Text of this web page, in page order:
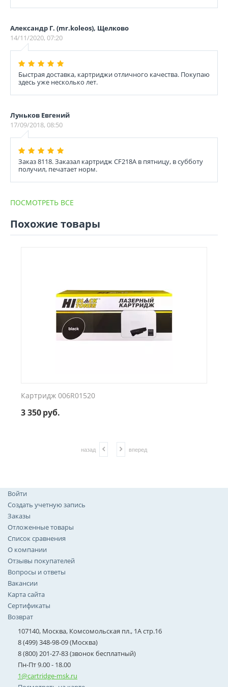
Александр Г. (mr.koleos), Щелково
14/11/2020, 07:20
Быстрая доставка, картриджи отличного качества. Покупаю
здесь уже несколько лет.
Луньков Евгений
17/09/2018, 08:50
Заказ 8118. Заказал картридж CF218A в пятницу, в субботу
получил, печатает норм.
ПОСМОТРЕТЬ ВСЕ
Похожие товары
Картридж 006R01520
3 350руб.
назад вперед
Войти
Создать учетную запись
Заказы
Отложенные товары
Список сравнения
О компании
Отзывы покупателей
Вопросы и ответы
Вакансии
Карта сайта
Сертификаты
Возврат
107140, Москва, Комсомольская пл., 1А стр.16
8 (499) 348-98-09 (Москва)
8 (800) 201-27-83 (звонок бесплатный)
Пн-Пт 9.00 - 18.00
1@cartridge-msk.ru